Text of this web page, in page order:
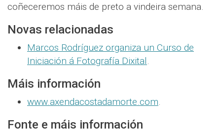
coñeceremos máis de preto a vindeira semana.
Novas relacionadas
Marcos Rodríguez organiza un Curso de
Iniciación á Fotografía Dixital.
Máis información
www.axendacostadamorte.com.
Fonte e máis información